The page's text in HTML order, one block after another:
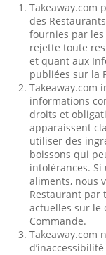
Takeaway.com
des
fournies par les
rejette toute
et quant aux
publiées sur la
Takeaway.com
informations
droits et
apparaissent
utiliser des
boissons qui
intolérances.
aliments, nous
Restaurant par
actuelles sur le
Commande.
Takeaway.com